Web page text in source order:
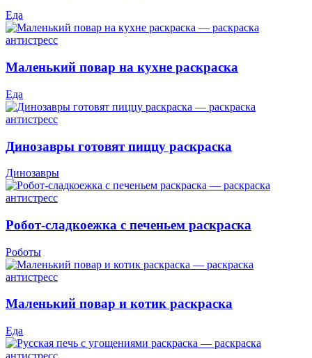
Еда
Маленький повар на кухне раскраска
Еда
Динозавры готовят пиццу раскраска
Динозавры
Робот-сладкоежка с печеньем раскраска
Роботы
Маленький повар и котик раскраска
Еда